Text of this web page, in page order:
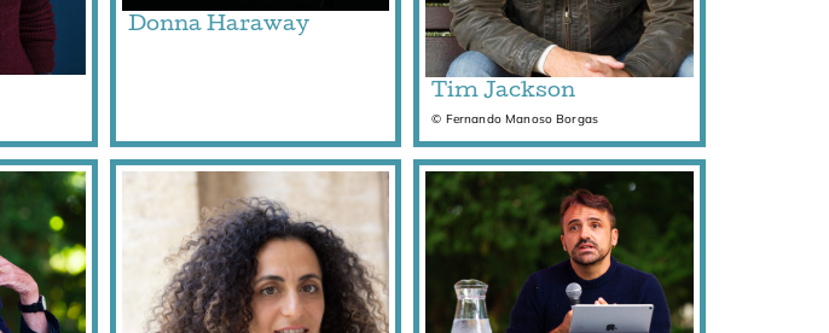
Donna Haraway
Tim Jackson
© Fernando Manoso Borgas